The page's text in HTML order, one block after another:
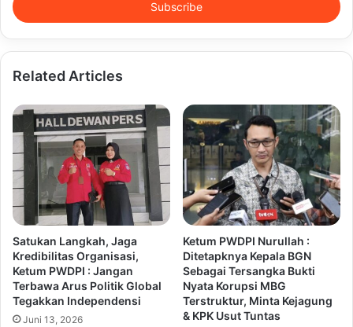
address
Related Articles
Satukan Langkah, Jaga
Kredibilitas Organisasi,
Ketum PWDPI : Jangan
Terbawa Arus Politik Global
Tegakkan Independensi
Juni 13, 2026
Ketum PWDPI Nurullah :
Ditetapknya Kepala BGN
Sebagai Tersangka Bukti
Nyata Korupsi MBG
Terstruktur, Minta Kejagung
& KPK Usut Tuntas